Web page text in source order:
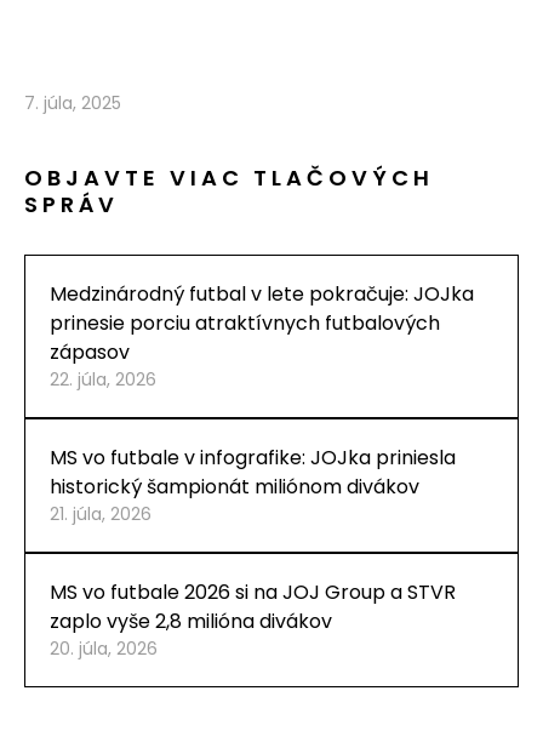
7. júla, 2025
OBJAVTE VIAC TLAČOVÝCH
SPRÁV
Medzinárodný futbal v lete pokračuje: JOJka
prinesie porciu atraktívnych futbalových
zápasov
22. júla, 2026
MS vo futbale v infografike: JOJka priniesla
historický šampionát miliónom divákov
21. júla, 2026
MS vo futbale 2026 si na JOJ Group a STVR
zaplo vyše 2,8 milióna divákov
20. júla, 2026